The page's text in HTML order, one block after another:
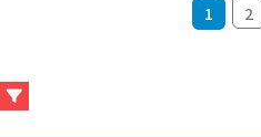
1 2